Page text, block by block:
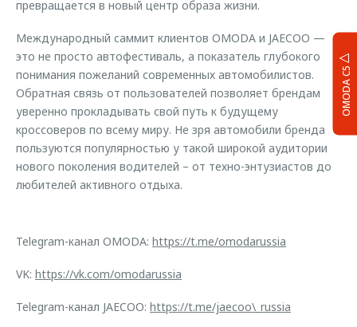
OMODA C5
превращается в новый центр образа жизни.
Международный саммит клиентов OMODA и JAECOO —
это не просто автофестиваль, а показатель глубокого
понимания пожеланий современных автомобилистов.
Обратная связь от пользователей позволяет брендам
уверенно прокладывать свой путь к будущему
кроссоверов по всему миру. Не зря автомобили бренда
пользуются популярностью у такой широкой аудитории
нового поколения водителей – от техно-энтузиастов до
любителей активного отдыха.
Telegram-канал OMODA: https://t.me/omodarussia
VK: https://vk.com/omodarussia
Telegram-канал JAECOO: https://t.me/jaecoo\_russia